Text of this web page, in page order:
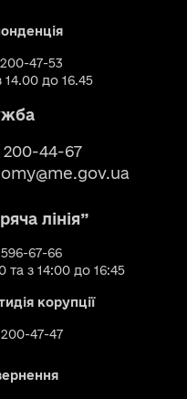
47-53
14.00 до 16.45
44-67
лінія”
67-66
з 14:00 до 16:45
корупції
47-47